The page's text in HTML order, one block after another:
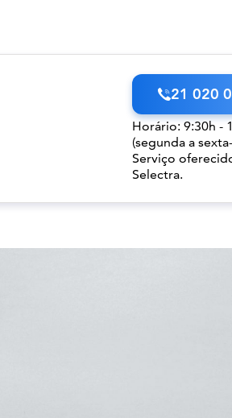
21 020
Horário: 9:30h -
(segunda a
Serviço
Selectra.